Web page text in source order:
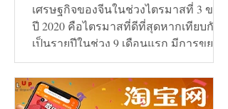
เศรษฐกิจของจีนในช่วงไตรมาสที่ 3 ของ
ปี 2020 คือไตรมาสที่ดีที่สุดหากเทียบกัน
เป็นรายปีในช่วง 9 เดือนแรก มีการขยาย
ตัวเพิ่มขึ้น 0.7%